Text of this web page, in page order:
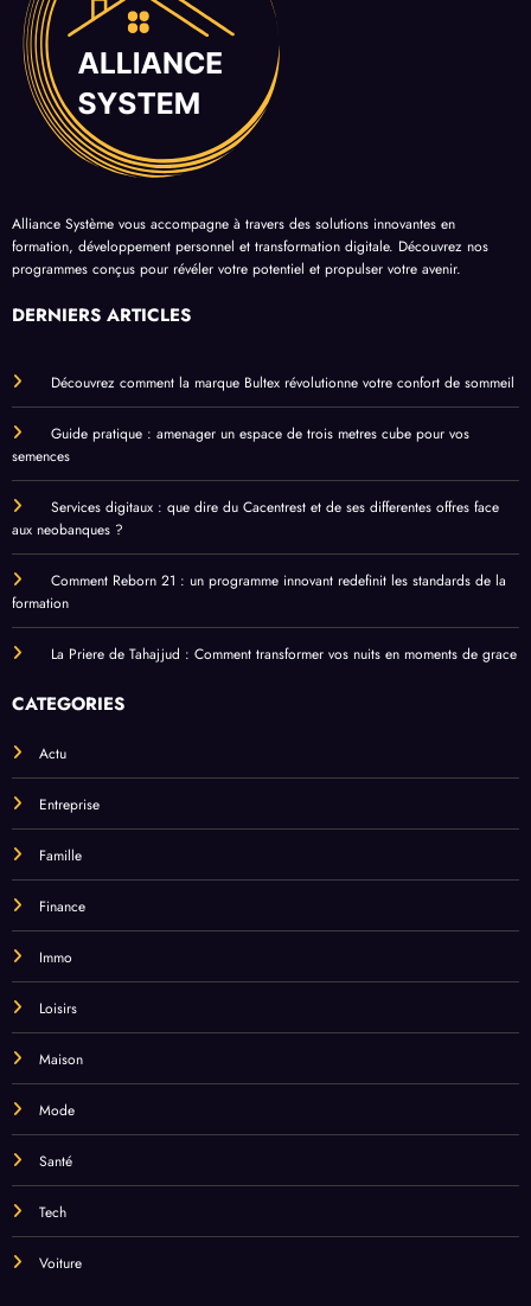
Alliance Système vous accompagne à travers des solutions innovantes en
formation, développement personnel et transformation digitale. Découvrez nos
programmes conçus pour révéler votre potentiel et propulser votre avenir.
DERNIERS ARTICLES
Découvrez comment la marque Bultex révolutionne votre confort de sommeil
Guide pratique : amenager un espace de trois metres cube pour vos
semences
Services digitaux : que dire du Cacentrest et de ses differentes offres face
aux neobanques ?
Comment Reborn 21 : un programme innovant redefinit les standards de la
formation
La Priere de Tahajjud : Comment transformer vos nuits en moments de grace
CATEGORIES
Actu
Entreprise
Famille
Finance
Immo
Loisirs
Maison
Mode
Santé
Tech
Voiture